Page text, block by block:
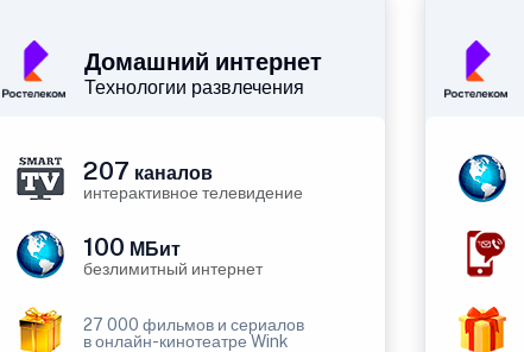
Домашний интернет
Технологии развлечения
207 каналов
интерактивное телевидение
100 МБит
безлимитный интернет
27 000 фильмов и сериалов
в онлайн-кинотеатре Wink